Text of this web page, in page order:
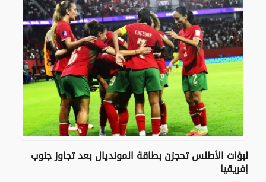
لبؤات الأطلس تحجزن بطاقة المونديال بعد تجاوز جنوب
إفريقيا